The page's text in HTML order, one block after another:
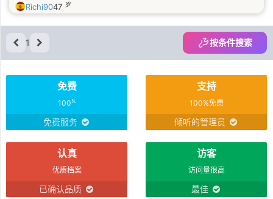
Richi9047 岁
1 按条件搜索
免费
100%
免费服务
支持
100%免费
倾听的管理员
认真
优质档案
已确认品质
访客
访问量很高
最佳